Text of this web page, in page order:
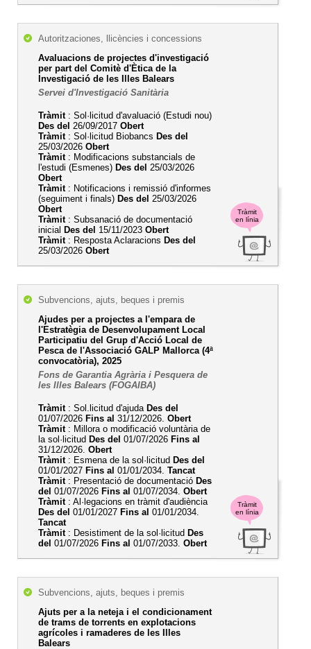
Tràmit
en línia
Autoritzaciones, llicències i concessions
Avaluacions de projectes d'investigació
per part del Comitè d'Ètica de la
Investigació de les Illes Balears
Servei d'Investigació Sanitària
Tràmit: Sol·licitud d'avaluació (Estudi nou)
Des del 26/09/2017 Obert
Tràmit: Sol·licitud Biobancs Des del
25/03/2026 Obert
Tràmit: Modificacions substancials de
l'estudi (Esmenes) Des del 25/03/2026
Obert
Tràmit: Notificacions i remissió d'informes
(seguiment i finals) Des del 25/03/2026
Obert
Tràmit: Subsanació de documentació
inicial Des del 15/11/2023 Obert
Tràmit: Resposta Aclaracions Des del
25/03/2026 Obert
Tràmit
en línia
Subvencions, ajuts, beques i premis
Ajudes per a projectes a l'empara de
l'Estratègia de Desenvolupament Local
Participatiu del Grup d'Acció Local de
Pesca de l'Associació GALP Mallorca (4ª
convocatòria), 2025
Fons de Garantia Agrària i Pesquera de
les Illes Balears (FOGAIBA)
Tràmit: Sol.licitud d'ajuda Des del
01/07/2026 Fins al 31/12/2026. Obert
Tràmit: Millora o modificació voluntària de
la sol·licitud Des del 01/07/2026 Fins al
31/12/2026. Obert
Tràmit: Esmena de la sol·licitud Des del
01/01/2027 Fins al 01/01/2034. Tancat
Tràmit: Presentació de documentació Des
del 01/07/2026 Fins al 01/07/2034. Obert
Tràmit: Al·legacions en tràmit d'audiència
Des del 01/01/2027 Fins al 01/01/2034.
Tancat
Tràmit: Desistiment de la sol·licitud Des
del 01/07/2026 Fins al 01/07/2033. Obert
Subvencions, ajuts, beques i premis
Ajuts per a la neteja i el condicionament
de trams de torrents en explotacions
agrícoles i ramaderes de les Illes
Balears